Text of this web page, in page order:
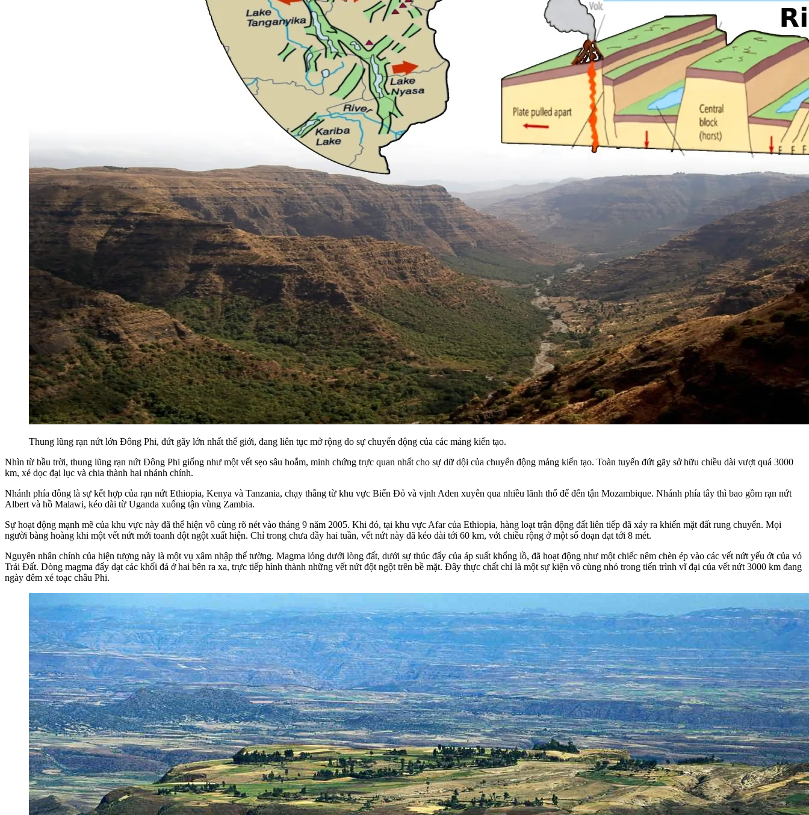
Thung lũng rạn nứt lớn Đông Phi, đứt gãy lớn nhất thế giới, đang liên tục mở rộng do sự chuyển động của các mảng kiến tạo.
Nhìn từ bầu trời, thung lũng rạn nứt Đông Phi giống như một vết sẹo sâu hoắm, minh chứng trực quan nhất cho sự dữ dội của chuyển động mảng kiến tạo. Toàn tuyến đứt gãy sở hữu chiều dài vượt quá 3000
km, xẻ dọc đại lục và chia thành hai nhánh chính.
Nhánh phía đông là sự kết hợp của rạn nứt Ethiopia, Kenya và Tanzania, chạy thẳng từ khu vực Biển Đỏ và vịnh Aden xuyên qua nhiều lãnh thổ để đến tận Mozambique. Nhánh phía tây thì bao gồm rạn nứt
Albert và hồ Malawi, kéo dài từ Uganda xuống tận vùng Zambia.
Sự hoạt động mạnh mẽ của khu vực này đã thể hiện vô cùng rõ nét vào tháng 9 năm 2005. Khi đó, tại khu vực Afar của Ethiopia, hàng loạt trận động đất liên tiếp đã xảy ra khiến mặt đất rung chuyển. Mọi
người bàng hoàng khi một vết nứt mới toanh đột ngột xuất hiện. Chỉ trong chưa đầy hai tuần, vết nứt này đã kéo dài tới 60 km, với chiều rộng ở một số đoạn đạt tới 8 mét.
Nguyên nhân chính của hiện tượng này là một vụ xâm nhập thể tường. Magma lỏng dưới lòng đất, dưới sự thúc đẩy của áp suất khổng lồ, đã hoạt động như một chiếc nêm chèn ép vào các vết nứt yếu ớt của vỏ
Trái Đất. Dòng magma đẩy dạt các khối đá ở hai bên ra xa, trực tiếp hình thành những vết nứt đột ngột trên bề mặt. Đây thực chất chỉ là một sự kiện vô cùng nhỏ trong tiến trình vĩ đại của vết nứt 3000 km đang
ngày đêm xé toạc châu Phi.